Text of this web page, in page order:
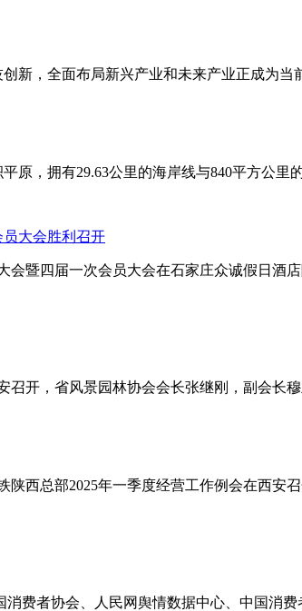
新，全面布局新兴产业和未来产业正成为
原，拥有29.63公里的海岸线与840平方公
大会胜利召开
会暨四届一次会员大会在石家庄众诚假日
召开，省风景园林协会会长张继刚，副会
西总部2025年一季度经营工作例会在西
费者协会、人民网舆情数据中心、中国消